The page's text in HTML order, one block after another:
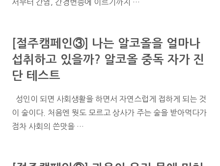
서부터 간염, 간경변증에 이르기까지 …
[절주캠페인③] 나는 알코올을 얼마나
섭취하고 있을까? 알코올 중독 자가 진
단 테스트
성인이 되면 사회생활을 하면서 자연스럽게 접하게 되는 것
이 술이다. 처음엔 뭣도 모르고 상사가 주는 술을 받아먹다가
점차 사회의 쓴맛을 …